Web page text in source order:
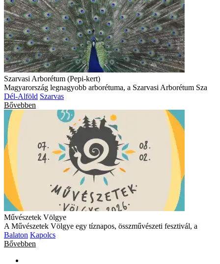
Szarvasi Arborétum (Pepi-kert)
Magyarország legnagyobb arborétuma, a Szarvasi Arborétum Sza
Dél-Alföld Szarvas
Bővebben
Művészetek Völgye
A Művészetek Völgye egy tíznapos, összművészeti fesztivál, a
Balaton Kapolcs
Bővebben